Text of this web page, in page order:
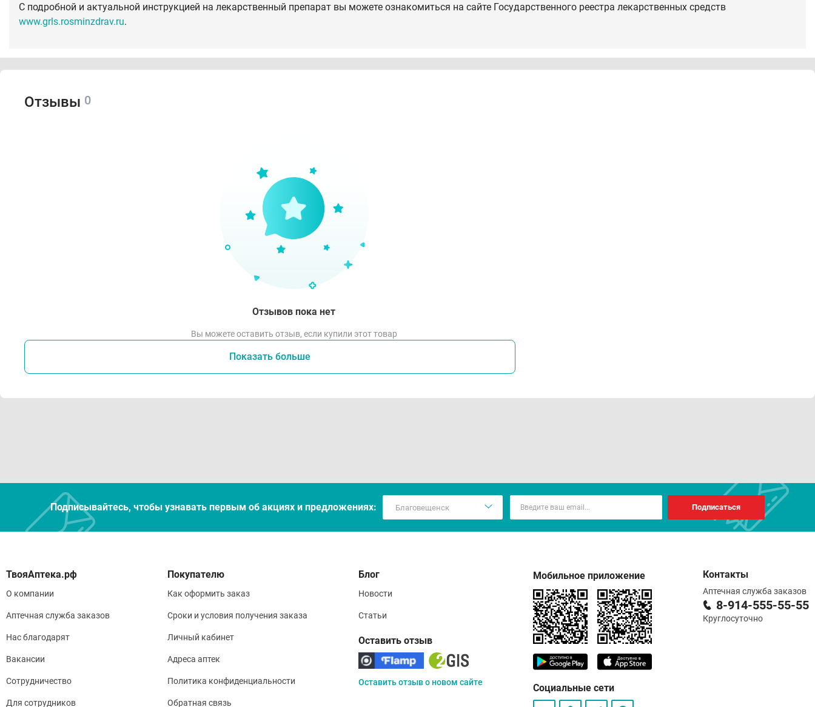
С подробной и актуальной инструкцией на лекарственный препарат вы можете ознакомиться на сайте Государственного реестра лекарственных средств
www.grls.rosminzdrav.ru.
Отзывы 0
Отзывов пока нет
Вы можете оставить отзыв, если купили этот товар
Показать больше
Подписывайтесь, чтобы узнавать первым об акцияx и предложениях: Подписаться
О компании
Аптечная служба заказов
Нас благодарят
Вакансии
Сотрудничество
Для сотрудников
Покупателю
Как оформить заказ
Сроки и условия получения заказа
Личный кабинет
Адреса аптек
Политика конфиденциальности
Обратная связь
Блог
Новости
Статьи
Оставить отзыв
Оставить отзыв о новом сайте
Мобильное приложение
Социальные сети
Контакты
Аптечная служба заказов
8-914-555-55-55
Круглосуточно